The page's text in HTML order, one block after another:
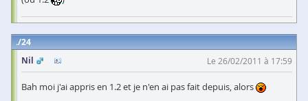
24
Nil
Le 26/02/2011 à 17:59
Bah moi j'ai appris en 1.2 et je n'en ai pas fait depuis, alors